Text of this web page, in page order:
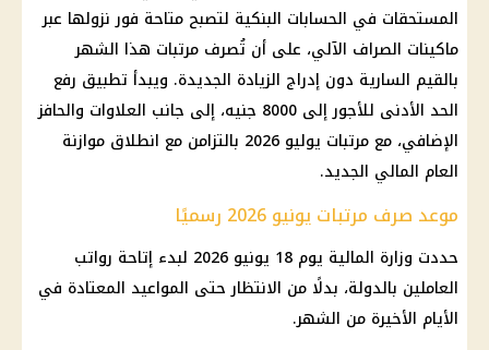
المستحقات في الحسابات البنكية لتصبح متاحة فور نزولها عبر
ماكينات الصراف الآلي، على أن تُصرف مرتبات هذا الشهر
بالقيم السارية دون إدراج الزيادة الجديدة. ويبدأ تطبيق رفع
الحد الأدنى للأجور إلى 8000 جنيه، إلى جانب العلاوات والحافز
الإضافي، مع مرتبات يوليو 2026 بالتزامن مع انطلاق موازنة
العام المالي الجديد.
موعد صرف مرتبات يونيو 2026 رسميًا
حددت وزارة المالية يوم 18 يونيو 2026 لبدء إتاحة رواتب
العاملين بالدولة، بدلًا من الانتظار حتى المواعيد المعتادة في
الأيام الأخيرة من الشهر.